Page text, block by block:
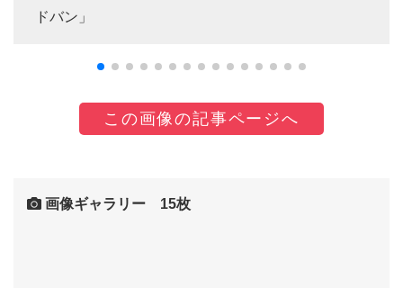
ドバン」
この画像の記事ページへ
画像ギャラリー 15枚